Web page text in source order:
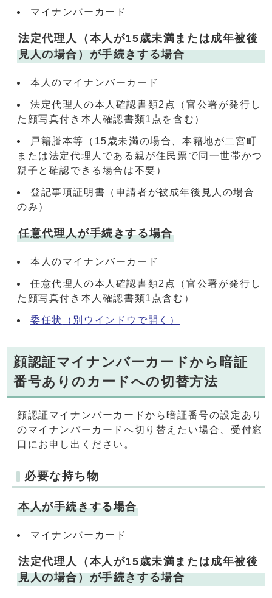
マイナンバーカード
法定代理人（本人が15歳未満または成年被後
見人の場合）が手続きする場合
本人のマイナンバーカード
法定代理人の本人確認書類2点（官公署が発行し
た顔写真付き本人確認書類1点を含む）
戸籍謄本等（15歳未満の場合、本籍地が二宮町
または法定代理人である親が住民票で同一世帯かつ
親子と確認できる場合は不要）
登記事項証明書（申請者が被成年後見人の場合
のみ）
任意代理人が手続きする場合
本人のマイナンバーカード
任意代理人の本人確認書類2点（官公署が発行し
た顔写真付き本人確認書類1点含む）
委任状 （別ウインドウで開く）
顔認証マイナンバーカードから暗証
番号ありのカードへの切替方法
顔認証マイナンバーカードから暗証番号の設定あり
のマイナンバーカードへ切り替えたい場合、受付窓
口にお申し出ください。
必要な持ち物
本人が手続きする場合
マイナンバーカード
法定代理人（本人が15歳未満または成年被後
見人の場合）が手続きする場合